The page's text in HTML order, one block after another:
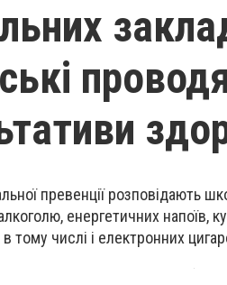
превенції розповідають
енергетичних напоїв,
тому числі і електронних